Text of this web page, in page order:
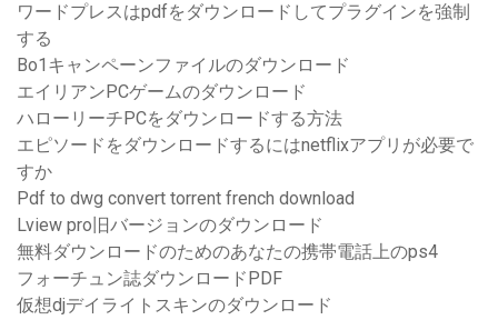
ワードプレスはpdfをダウンロードしてプラグインを強制
する
Bo1キャンペーンファイルのダウンロード
エイリアンPCゲームのダウンロード
ハローリーチPCをダウンロードする方法
エピソードをダウンロードするにはnetflixアプリが必要で
すか
Pdf to dwg convert torrent french download
Lview pro旧バージョンのダウンロード
無料ダウンロードのためのあなたの携帯電話上のps4
フォーチュン誌ダウンロードPDF
仮想djデイライトスキンのダウンロード